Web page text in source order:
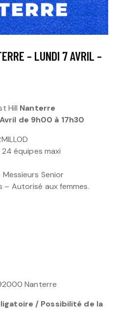
– LUNDI 7 AVRIL –
Hill Nanterre
de 9h00 à 17h30
équipes maxi
Senior
– Autorisé aux femmes.
Nanterre
/ Possibilité de la